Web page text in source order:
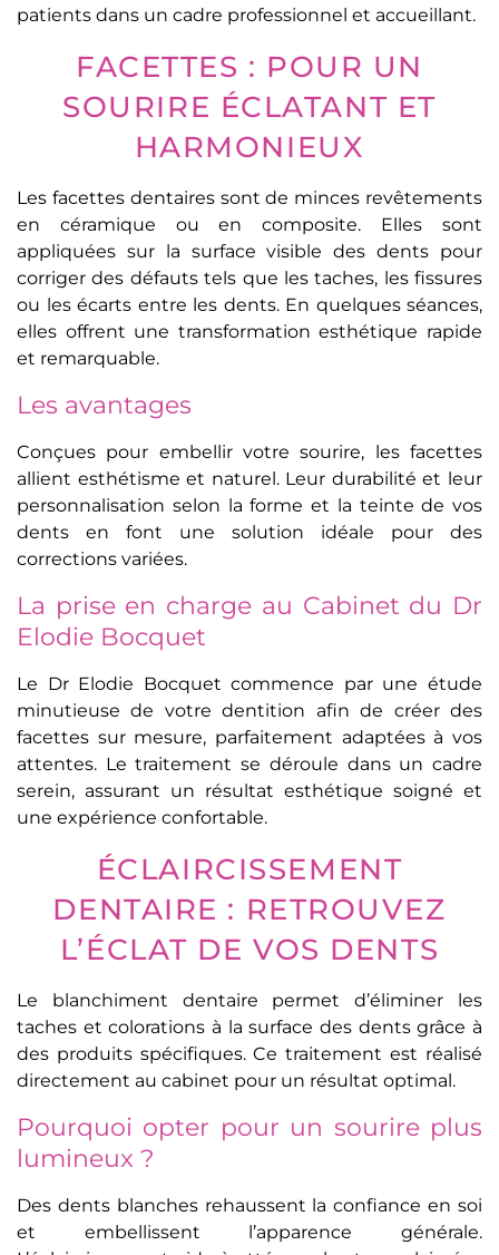
patients dans un cadre professionnel et accueillant.
FACETTES : POUR UN
SOURIRE ÉCLATANT ET
HARMONIEUX
Les facettes dentaires sont de minces revêtements
en céramique ou en composite. Elles sont
appliquées sur la surface visible des dents pour
corriger des défauts tels que les taches, les fissures
ou les écarts entre les dents. En quelques séances,
elles offrent une transformation esthétique rapide
et remarquable.
Les avantages
Conçues pour embellir votre sourire, les facettes
allient esthétisme et naturel. Leur durabilité et leur
personnalisation selon la forme et la teinte de vos
dents en font une solution idéale pour des
corrections variées.
La prise en charge au Cabinet du Dr
Elodie Bocquet
Le Dr Elodie Bocquet commence par une étude
minutieuse de votre dentition afin de créer des
facettes sur mesure, parfaitement adaptées à vos
attentes. Le traitement se déroule dans un cadre
serein, assurant un résultat esthétique soigné et
une expérience confortable.
ÉCLAIRCISSEMENT
DENTAIRE : RETROUVEZ
L’ÉCLAT DE VOS DENTS
Le blanchiment dentaire permet d’éliminer les
taches et colorations à la surface des dents grâce à
des produits spécifiques. Ce traitement est réalisé
directement au cabinet pour un résultat optimal.
Pourquoi opter pour un sourire plus
lumineux ?
Des dents blanches rehaussent la confiance en soi
et embellissent l’apparence générale.